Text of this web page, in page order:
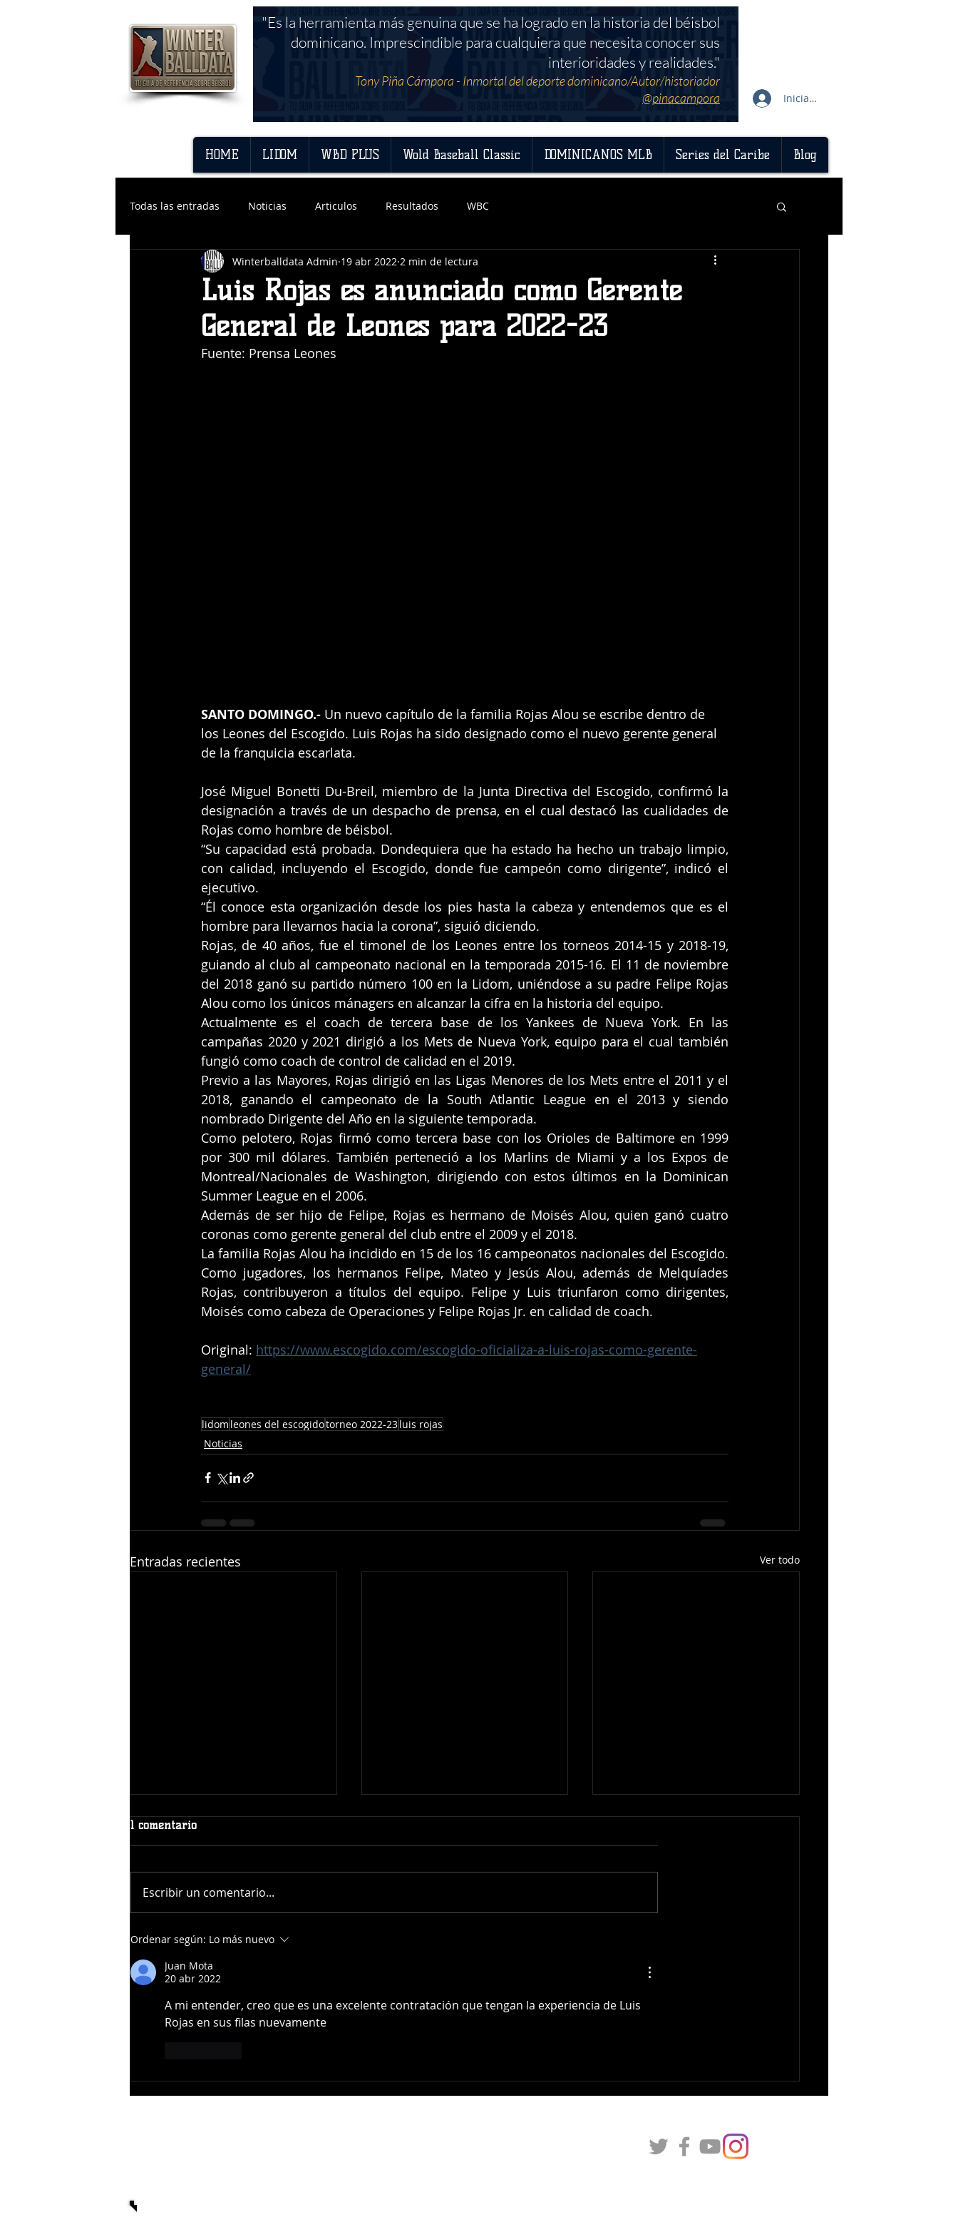
Iniciar sesión
HOME LIDOM WBD PLUS Wold Baseball Classic DOMINICANOS MLB Series del Caribe Blog
"Es la herramienta más genuina que se ha logrado en la historia del béisbol
dominicano. Imprescindible para cualquiera que necesita conocer sus
interioridades y realidades."
Tony Piña Cámpora - Inmortal del deporte dominicano/Autor/historiador
@pinacampora
Todas las entradas Noticias Articulos Resultados WBC
Luis Rojas es anunciado como Gerente
General de Leones para 2022-23
Winterballdata Admin 19 abr 2022 2 min de lectura
Fuente: Prensa Leones
SANTO DOMINGO.- Un nuevo capítulo de la familia Rojas Alou se escribe dentro de
los Leones del Escogido. Luis Rojas ha sido designado como el nuevo gerente general
de la franquicia escarlata.
José Miguel Bonetti Du-Breil, miembro de la Junta Directiva del Escogido, confirmó la
designación a través de un despacho de prensa, en el cual destacó las cualidades de
Rojas como hombre de béisbol.
“Su capacidad está probada. Dondequiera que ha estado ha hecho un trabajo limpio,
con calidad, incluyendo el Escogido, donde fue campeón como dirigente”, indicó el
ejecutivo.
“Él conoce esta organización desde los pies hasta la cabeza y entendemos que es el
hombre para llevarnos hacia la corona”, siguió diciendo.
Rojas, de 40 años, fue el timonel de los Leones entre los torneos 2014-15 y 2018-19,
guiando al club al campeonato nacional en la temporada 2015-16. El 11 de noviembre
del 2018 ganó su partido número 100 en la Lidom, uniéndose a su padre Felipe Rojas
Alou como los únicos mánagers en alcanzar la cifra en la historia del equipo.
Actualmente es el coach de tercera base de los Yankees de Nueva York. En las
campañas 2020 y 2021 dirigió a los Mets de Nueva York, equipo para el cual también
fungió como coach de control de calidad en el 2019.
Previo a las Mayores, Rojas dirigió en las Ligas Menores de los Mets entre el 2011 y el
2018, ganando el campeonato de la South Atlantic League en el 2013 y siendo
nombrado Dirigente del Año en la siguiente temporada.
Como pelotero, Rojas firmó como tercera base con los Orioles de Baltimore en 1999
por 300 mil dólares. También perteneció a los Marlins de Miami y a los Expos de
Montreal/Nacionales de Washington, dirigiendo con estos últimos en la Dominican
Summer League en el 2006.
Además de ser hijo de Felipe, Rojas es hermano de Moisés Alou, quien ganó cuatro
coronas como gerente general del club entre el 2009 y el 2018.
La familia Rojas Alou ha incidido en 15 de los 16 campeonatos nacionales del Escogido.
Como jugadores, los hermanos Felipe, Mateo y Jesús Alou, además de Melquíades
Rojas, contribuyeron a títulos del equipo. Felipe y Luis triunfaron como dirigentes,
Moisés como cabeza de Operaciones y Felipe Rojas Jr. en calidad de coach.
Original: https://www.escogido.com/escogido-oficializa-a-luis-rojas-como-gerente-
general/
lidom leones del escogidotorneo 2022-23luis rojas
Noticias
Entradas recientes Ver todo
Gigantes del Cibao anuncian a
Miguel Cairo como nuevo
dirigente
superando a Italia.
1 comentario
Escribir un comentario...
Ordenar según: Lo más nuevo
Juan Mota
20 abr 2022
A mi entender, creo que es una excelente contratación que tengan la experiencia de Luis
Rojas en sus filas nuevamente